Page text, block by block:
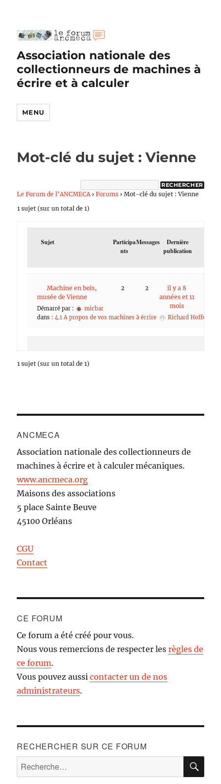
Association nationale des
collectionneurs de machines à
écrire et à calculer
MENU
Mot-clé du sujet : Vienne
Le Forum de l’ANCMECA › Forums › Mot-clé du sujet : Vienne
1 sujet (sur un total de 1)
Sujet
Participa
nts
Messages
Dernière
publication
Machine en bois,
musée de Vienne
Démarré par :
micbar
dans :4.1 A propos de vos machines à écrire
2 2
il y a 8
années et 11
mois
Richard Hoffer
1 sujet (sur un total de 1)
ANCMECA
Association nationale des collectionneurs de
machines à écrire et à calculer mécaniques.
www.ancmeca.org
Maisons des associations
5 place Sainte Beuve
45100 Orléans
CGU
Contact
CE FORUM
Ce forum a été créé pour vous.
Nous vous remercions de respecter lesrègles de
ce forum.
Vous pouvez aussicontacter un de nos
administrateurs.
RECHERCHER SUR CE FORUM
Recherche
pour :